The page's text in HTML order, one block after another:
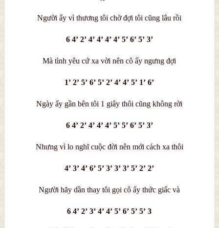
Người ấy vì thương tôi chờ đợi tôi cũng lâu rồi
6 4’ 2’ 4’ 4’ 4’ 4’ 5’ 6’ 5’ 3’
Mà tình yêu cứ xa vời nên cô ấy ngưng đợi
1’ 2’ 5’ 6’ 5’ 2’ 4’ 4’ 5’ 1’ 6’
Ngày ấy gần bên tôi 1 giây thôi cũng không rời
6 4’ 2’ 4’ 4’ 4’ 5’ 5’ 6’ 5’ 3’
Nhưng vì lo nghĩ cuộc đời nên mới cách xa thôi
4’ 3’ 4’ 6’ 5’ 3’ 3’ 3’ 5’ 2’ 2’
Người hãy dần thay tôi gọi cô ấy thức giấc và
6 4’ 2’ 3’ 4’ 4’ 5’ 6’ 5’ 5’ 3